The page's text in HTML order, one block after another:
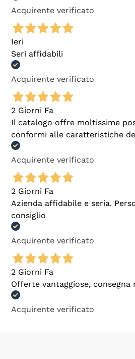
Acquirente verificato
Ieri
Seri affidabili
Acquirente verificato
2 Giorni Fa
Il catalogo offre moltissime
conformi alle caratteristiche
Acquirente verificato
2 Giorni Fa
Azienda affidabile e seria.
consiglio
Acquirente verificato
2 Giorni Fa
Offerte vantaggiose, consegna
Acquirente verificato